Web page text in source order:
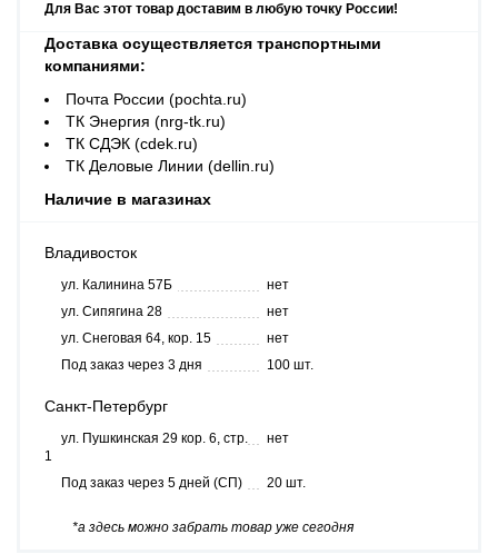
Для Вас этот товар доставим в любую точку России!
Доставка осуществляется транспортными
компаниями:
Почта России (pochta.ru)
ТК Энергия (nrg-tk.ru)
ТК СДЭК (cdek.ru)
ТК Деловые Линии (dellin.ru)
Наличие в магазинах
Владивосток
ул. Калинина 57Б
нет
ул. Сипягина 28
нет
ул. Снеговая 64, кор. 15
нет
Под заказ через 3 дня
100 шт.
Санкт-Петербург
ул. Пушкинская 29 кор. 6, стр.
1
нет
Под заказ через 5 дней (СП) 20 шт.
*а здесь можно забрать товар уже сегодня